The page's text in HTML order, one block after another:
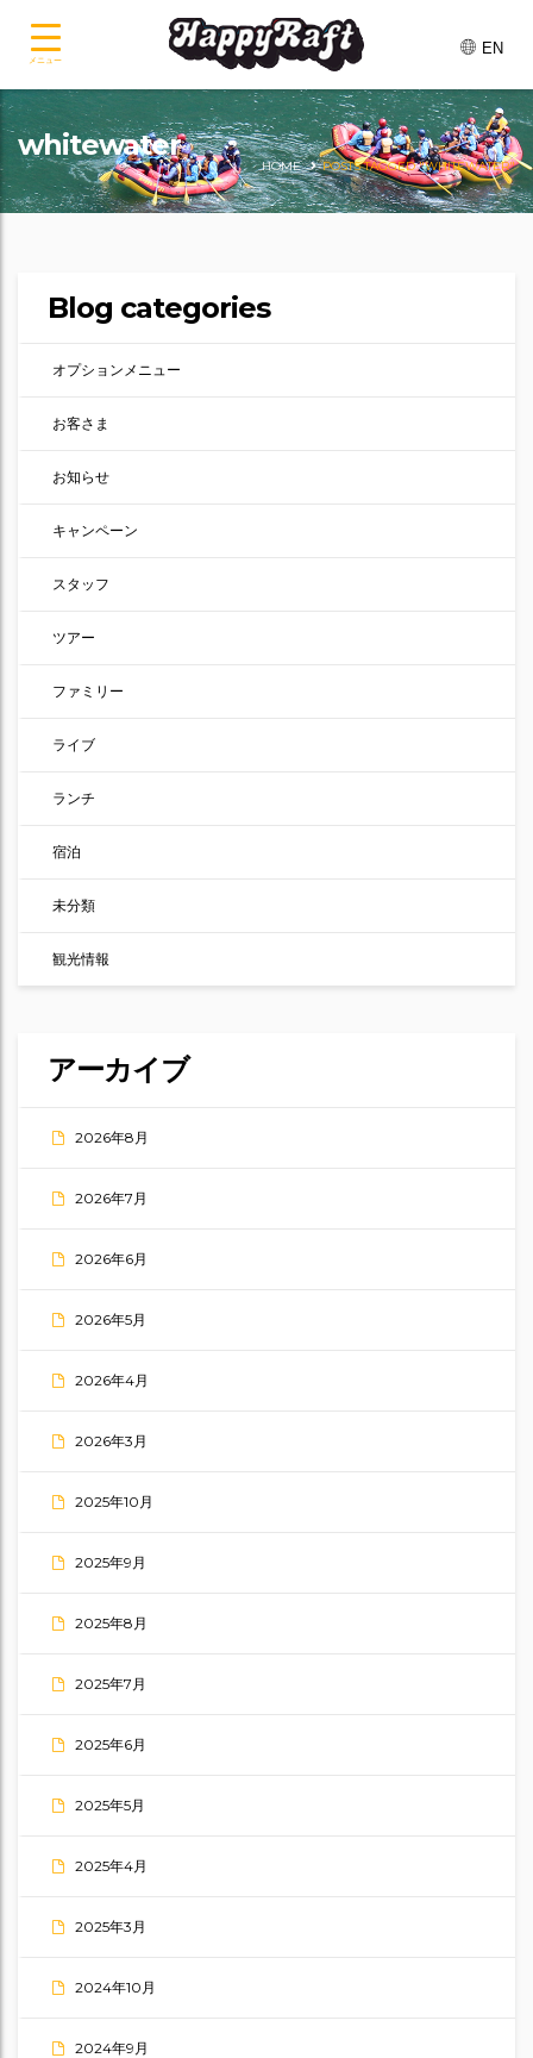
EN
whitewater
HOME POSTS TAGGED "WHITEWATER"
Blog categories
オプションメニュー
お客さま
お知らせ
キャンペーン
スタッフ
ツアー
ファミリー
ライブ
ランチ
宿泊
未分類
観光情報
アーカイブ
2026年8月
2026年7月
2026年6月
2026年5月
2026年4月
2026年3月
2025年10月
2025年9月
2025年8月
2025年7月
2025年6月
2025年5月
2025年4月
2025年3月
2024年10月
2024年9月
メニュー